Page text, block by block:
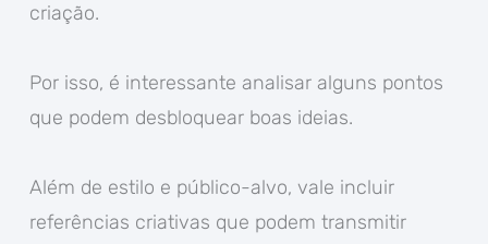
criação.
Por isso, é interessante analisar alguns pontos
que podem desbloquear boas ideias.
Além de estilo e público-alvo, vale incluir
referências criativas que podem transmitir